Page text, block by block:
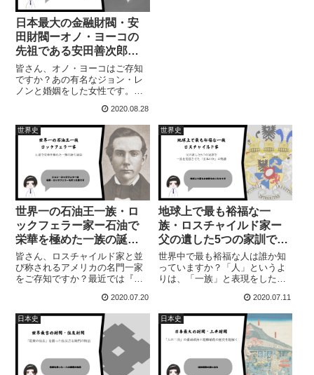
日本最大の金融財閥・安
田財閥ーオノ・ヨーコの
先祖である安田善次郎の
成り上がり物語
皆さん、オノ・ヨーコはご存知
ですか？あの有名なジョン・レ
ノンと婚姻をした女性です。実
方なのです。というのも、実
は、彼女は、安田財閥創始者の
安田善治郎の曾孫です。驚きで
すよね・・・レノン家は、日本
有数の大財閥の曾孫...
2020.08.28
世界史
世界一の石油王一族・ロ
ックフェラー家ー石油で
栄華を極めた一族の誕生
秘話
皆さん、ロスチャイルド家と並
び称されるアメリカの名門一家
をご存知ですか？最近では『や
紹介されるようになって、かな
り有名になった一族です。数々
の噂話から広がる都市伝説に
は、何重にも尾ひれはひれが付
き、その一族をさら...
2020.07.20
世界史
地球上で最も裕福な一
族・ロスチャイルド家ー
父の遺した5つの家訓で一
族を発展させた「五本の
矢」の物語
世界中で最も裕福な人は誰か知
っていますか？「人」というよ
りは、「一族」と表現をした方
世のお金の半分は、たった64人
の資産家によって持たれている
と言われています。その100人に
も満たない資産家のトップに君
2020.07.11
日本史 日本史